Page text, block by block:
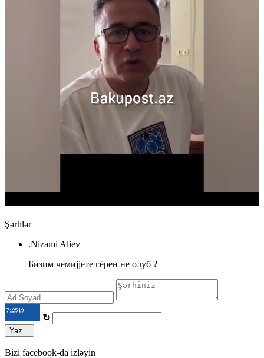
Şərhlər
.Nizami Aliev
Бизим чемиjjете гёрен не олуб ?
↻
Yaz...
Bizi facebook-da izləyin